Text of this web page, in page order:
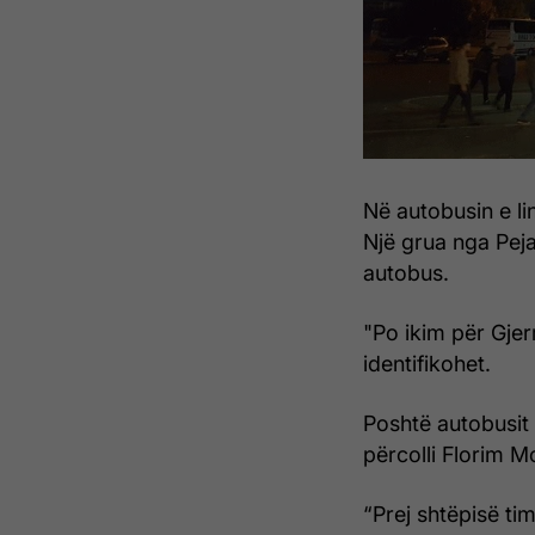
Në autobusin e
Një grua nga
autobus.
"Po ikim për
identifikohet.
Poshtë
përcolli Florim
“Prej shtëpisë